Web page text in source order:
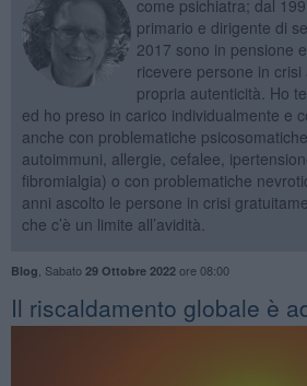
come psichiatra; dal
primario e dirigente di
2017 sono in pensione
ricevere persone in
propria autenticità. Ho
ed ho preso in carico individualmente e
anche con problematiche
autoimmuni, allergie, cefalee,
fibromialgia) o con problematiche
anni ascolto le persone in crisi
che c’è un limite all’avidità.
Blog Sabato 29 Ottobre 2022ore 08:00
Il riscaldamento globale è